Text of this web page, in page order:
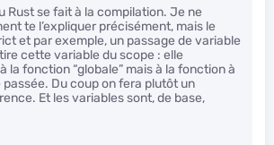
Rust se fait à la compilation. Je ne
te l’expliquer précisément, mais le
et par exemple, un passage de variable
cette variable du scope : elle
la fonction “globale” mais à la fonction à
passée. Du coup on fera plutôt un
Et les variables sont, de base,